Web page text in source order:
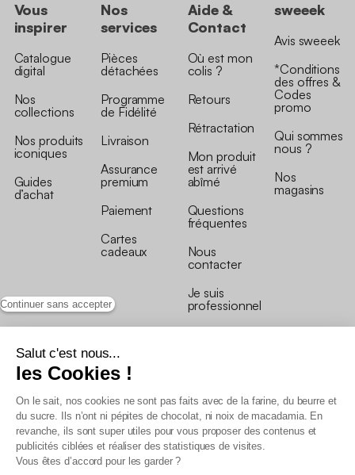
Continuer sans accepter
Salut c'est nous...
les Cookies !
On le sait, nos cookies ne sont pas faits avec de la farine, du beurre et
du sucre. Ils n’ont ni pépites de chocolat, ni noix de macadamia. En
revanche, ils sont super utiles pour vous proposer des contenus et
publicités ciblées et réaliser des statistiques de visites.
Vous êtes d’accord pour les garder ?
Vous
inspirer
Catalogue
digital
Nos
collections
Nos produits
iconiques
Guides
d’achat
Nos
services
Pièces
détachées
Programme
de Fidélité
Livraison
Assurance
premium
Paiement
Cartes
cadeaux
Aide &
Contact
Où est mon
colis ?
Retours
Rétractation
Mon produit
est arrivé
abîmé
Questions
fréquentes
Nous
contacter
Je suis
professionnel
sweeek
Avis sweeek
*Conditions
des offres &
Codes
promo
Qui sommes
nous ?
Nos
magasins
Conditions générales de vente
Conditions générales du programme de fidélité
Charte de données personnelles
Conditions générales de vente Pro
Déclaration d’accessibilité